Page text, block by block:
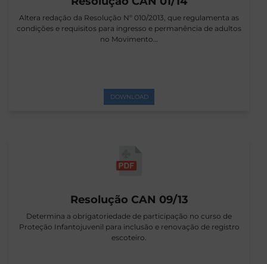
Altera redação da Resolução Nº 010/2013, que regulamenta as
condições e requisitos para ingresso e permanência de adultos
no Movimento…
DOWNLOAD
Resolução CAN 09/13
Determina a obrigatoriedade de participação no curso de
Proteção Infantojuvenil para inclusão e renovação de registro
escoteiro.